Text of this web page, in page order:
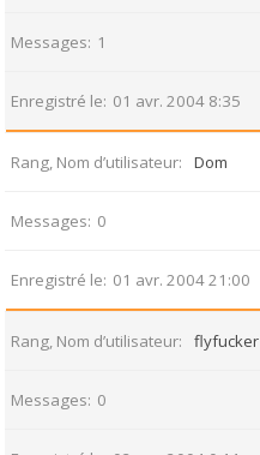
Messages 1
Enregistré le 01 avr. 2004 8:35
Rang, Nom d’utilisateur Dom
Messages 0
Enregistré le 01 avr. 2004 21:00
Rang, Nom d’utilisateur flyfucker
Messages 0